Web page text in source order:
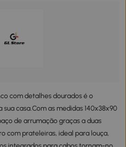
com detalhes dourados é o
casa.Com as medidas 140x38x90
de arrumação graças a duas
com prateleiras, ideal para louça,